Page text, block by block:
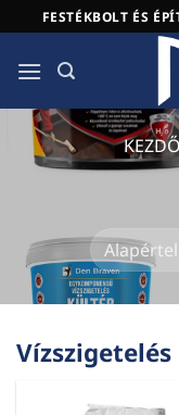
to
content
FESTÉKBOLT ÉS
Vízszigetelés